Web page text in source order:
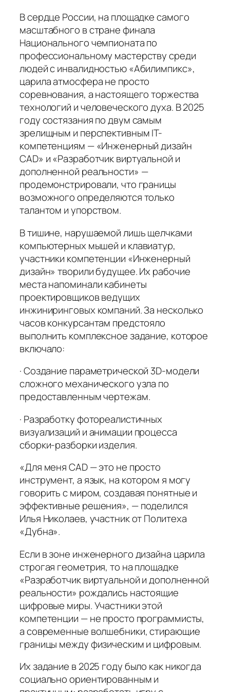
В сердце России, на площадке самого
масштабного в стране финала
Национального чемпионата по
профессиональному мастерству среди
людей с инвалидностью «Абилимпикс»,
царила атмосфера не просто
соревнования, а настоящего торжества
технологий и человеческого духа. В 2025
году состязания по двум самым
зрелищным и перспективным IT-
компетенциям — «Инженерный дизайн
CAD» и «Разработчик виртуальной и
дополненной реальности» —
продемонстрировали, что границы
возможного определяются только
талантом и упорством.
В тишине, нарушаемой лишь щелчками
компьютерных мышей и клавиатур,
участники компетенции «Инженерный
дизайн» творили будущее. Их рабочие
места напоминали кабинеты
проектировщиков ведущих
инжиниринговых компаний. За несколько
часов конкурсантам предстояло
выполнить комплексное задание, которое
включало:
· Создание параметрической 3D-модели
сложного механического узла по
предоставленным чертежам.
· Разработку фотореалистичных
визуализаций и анимации процесса
сборки-разборки изделия.
«Для меня CAD — это не просто
инструмент, а язык, на котором я могу
говорить с миром, создавая понятные и
эффективные решения», — поделился
Илья Николаев, участник от Политеха
«Дубна».
Если в зоне инженерного дизайна царила
строгая геометрия, то на площадке
«Разработчик виртуальной и дополненной
реальности» рождались настоящие
цифровые миры. Участники этой
компетенции — не просто программисты,
а современные волшебники, стирающие
границы между физическим и цифровым.
Их задание в 2025 году было как никогда
социально ориентированным и